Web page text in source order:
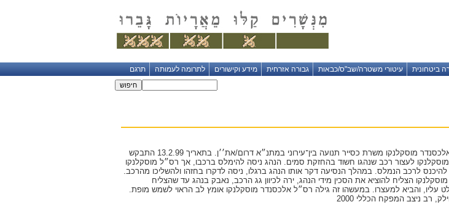
ביטחונית עיטורי משטרה/שב"ס/כבאות גבורה אזרחית מידע וקישורים לתרומה לעמותה תרגם
רס"ל אלכסנדר מוסקלנקו משרת כסייר תנועה בין־עירוני במתנ״א דרום/את׳׳ן. בתאריך 13.2.99 התבקש
לעצור רכב שנהגו חשוד בהחזקת סמים. הנהג ניסה להימלס ברכבו, אך רס״ל מוסקלנקו
לרכב הנמלס. במהלך הנסיעה דקר אותו הנהג ברגלו, ניסה לדקרו בחזהו ולהשליכו מהרכב.
הצליח להוציא את הסכין מידי הנהג, ירה לכיוון גג הרכב, נאבק בנהג עד שהצליח
עליו, והביא למעצרו. במעשהו זה גילה רס״ל אלכסנדר מוסקלנקו אומץ לב הראוי לשמש מופת.
רב ניצב המפקח הכללי 2000